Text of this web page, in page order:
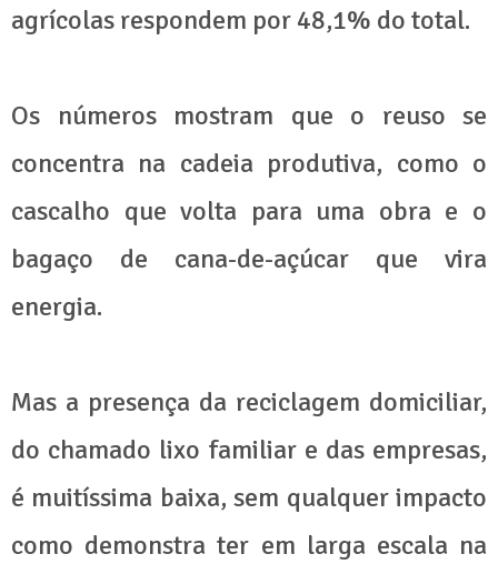
agrícolas respondem por 48,1% do total.
Os números mostram que o reuso se
concentra na cadeia produtiva, como o
cascalho que volta para uma obra e o
bagaço de cana-de-açúcar que vira
energia.
Mas a presença da reciclagem domiciliar,
do chamado lixo familiar e das empresas,
é muitíssima baixa, sem qualquer impacto
como demonstra ter em larga escala na